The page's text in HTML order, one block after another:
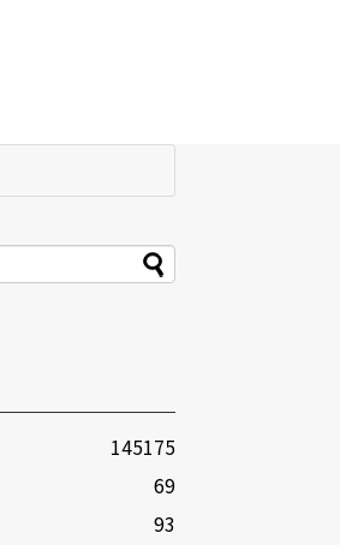
145175
69
93